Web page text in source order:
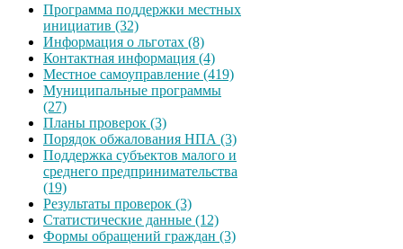
Программа поддержки местных
инициатив (32)
Информация о льготах (8)
Контактная информация (4)
Местное самоуправление (419)
Муниципальные программы
(27)
Планы проверок (3)
Порядок обжалования НПА (3)
Поддержка субъектов малого и
среднего предпринимательства
(19)
Результаты проверок (3)
Статистические данные (12)
Формы обращений граждан (3)